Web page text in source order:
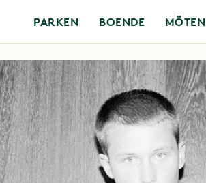
PARKEN BOENDE MÖTEN